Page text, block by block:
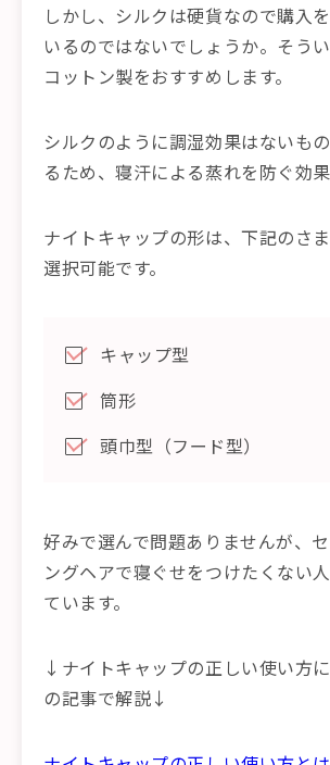
しかし、シルクは硬貨なので購入
いるのではないでしょうか。そうい
コットン製をおすすめします。
シルクのように調湿効果はないも
るため、寝汗による蒸れを防ぐ効果
ナイトキャップの形は、下記のさ
選択可能です。
キャップ型
筒形
頭巾型（フード型）
好みで選んで問題ありませんが、
ングヘアで寝ぐせをつけたくない
ています。
↓ナイトキャップの正しい使い方
の記事で解説↓